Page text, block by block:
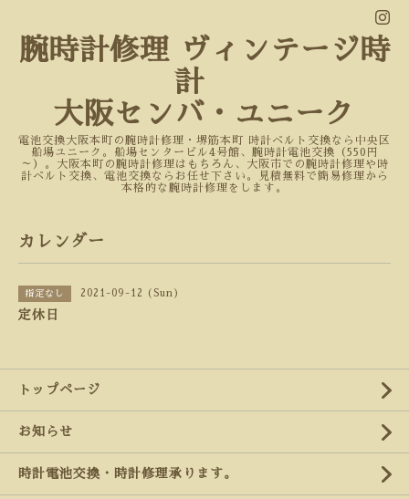
腕時計修理 ヴィンテージ時
計
大阪センバ・ユニーク
電池交換大阪本町の腕時計修理・堺筋本町 時計ベルト交換なら中央区
船場ユニーク。船場センタービル4号館、腕時計電池交換（550円
～）。大阪本町の腕時計修理はもちろん、大阪市での腕時計修理や時
計ベルト交換、電池交換ならお任せ下さい。見積無料で簡易修理から
本格的な腕時計修理をします。
カレンダー
指定なし 2021-09-12 (Sun)
定休日
トップページ
お知らせ
時計電池交換・時計修理承ります。